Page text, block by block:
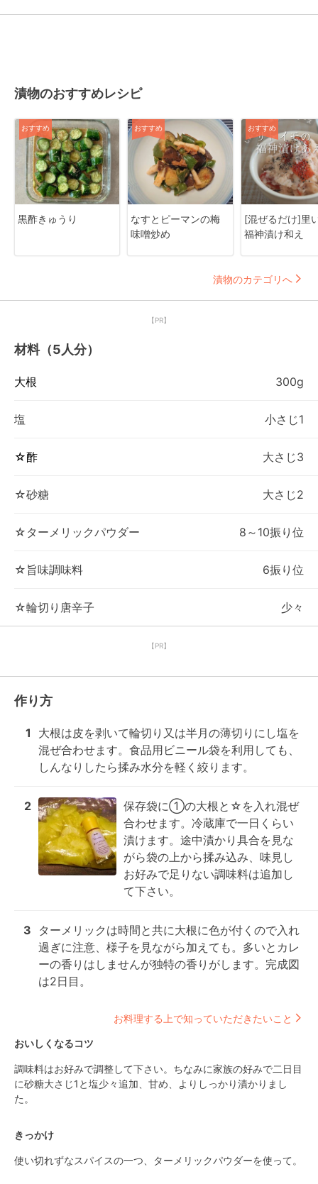
漬物のおすすめレシピ
おすすめ
黒酢きゅうり
おすすめ
なすとピーマンの梅
味噌炒め
おすすめ
[混ぜるだけ]里
福神漬け和え
漬物のカテゴリへ
【PR】
材料（5人分）
大根 300g
塩 小さじ1
☆酢 大さじ3
☆砂糖 大さじ2
☆ターメリックパウダー 8～10振り位
☆旨味調味料 6振り位
☆輪切り唐辛子 少々
【PR】
作り方
1
大根は皮を剥いて輪切り又は半月の薄切りにし塩を
混ぜ合わせます。食品用ビニール袋を利用しても、
しんなりしたら揉み水分を軽く絞ります。
2
保存袋に①の大根と☆を入れ混ぜ
合わせます。冷蔵庫で一日くらい
漬けます。途中漬かり具合を見な
がら袋の上から揉み込み、味見し
お好みで足りない調味料は追加し
て下さい。
3
ターメリックは時間と共に大根に色が付くので入れ
過ぎに注意、様子を見ながら加えても。多いとカレ
ーの香りはしませんが独特の香りがします。完成図
は2日目。
お料理する上で知っていただきたいこと
おいしくなるコツ
調味料はお好みで調整して下さい。ちなみに家族の好みで二日目
に砂糖大さじ1と塩少々追加、甘め、よりしっかり漬かりまし
た。
きっかけ
使い切れずなスパイスの一つ、ターメリックパウダーを使って。